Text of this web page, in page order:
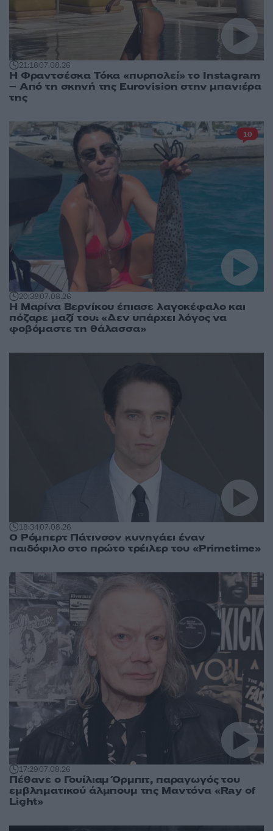
21:1807.08.26
Η Φραντσέσκα Τόκα «πυρπολεί» το Instagram
– Από τη σκηνή της Eurovision στην μπανιέρα
της
20:3807.08.26
Η Μαρίνα Βερνίκου έπιασε λαγοκέφαλο και
πόζαρε μαζί του: «Δεν υπάρχει λόγος να
φοβόμαστε τη θάλασσα»
10
18:3407.08.26
Ο Ρόμπερτ Πάτινσον κυνηγάει έναν
παιδόφιλο στο πρώτο τρέιλερ του «Primetime»
17:2907.08.26
Πέθανε ο Γουίλιαμ Όρμπιτ, παραγωγός του
εμβληματικού άλμπουμ της Μαντόνα «Ray of
Light»